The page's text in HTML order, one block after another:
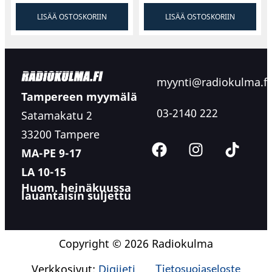
Kaiutinjohdon paksuus: 12
Päivitä autosi äänikokemus:
ajomusiikkiasi DD Audio SS4.500 4-kanavaisella
autovahvistimella. Sukella maailmaan
voimakasta, kristallinkirkasta ääntä joka kerta
kun lähdet liikkeelle tällä tarkkuustekniikalla
suunnitellulla äänitehokkaudella. Nosta
äänikokemuksesi uudelle tasolle DD Audion
kanssa – missä laatu kohtaa suorituskyvyn
jokaisella ajomatkalla.
LISÄÄ OSTOSKORIIN LISÄÄ OSTOSKORIIN
Tampereen myymälä
Satamakatu 2
33200 Tampere
MA-PE 9-17
LA 10-15
Huom. heinäkuussa
lauantaisin suljettu
myynti@radiokulma.fi
03-2140 222
Copyright © 2026 Radiokulma
Verkkosivut: Digijeti Tietosuojaseloste